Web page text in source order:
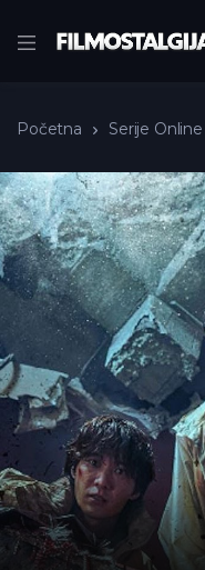
Početna Serije Online